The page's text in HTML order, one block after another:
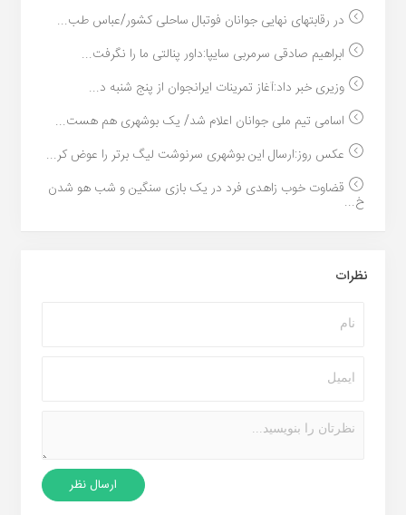
در رقابتهای نهایی جوانان فوتبال ساحلی کشور/عباس طب...
ابراهیم صادقی سرمربی سایپا:داور پنالتی ما را نگرفت...
وزیری خبر داد:آغاز تمرینات ایرانجوان از پنج شنبه د...
اسامی تیم ملی جوانان اعلام شد/ یک بوشهری هم هست...
عکس روز:ارسال این بوشهری سرنوشت لیگ برتر را عوض کر...
قضاوت خوب زاهدی فرد در یک بازی سنگین و شب هو شدن
خ...
نظرات